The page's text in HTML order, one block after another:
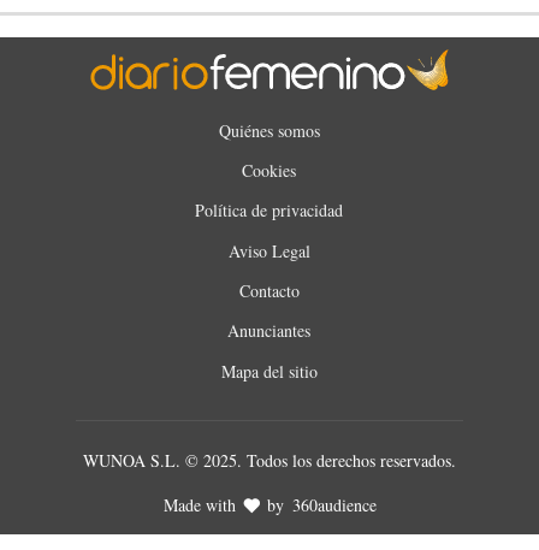
Quiénes somos
Cookies
Política de privacidad
Aviso Legal
Contacto
Anunciantes
Mapa del sitio
WUNOA S.L. © 2025. Todos los derechos reservados.
Made with
by 360audience